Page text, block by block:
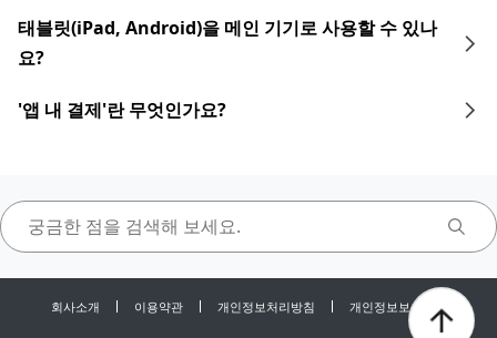
태블릿(iPad, Android)을 메인 기기로 사용할 수 있나
요?
'앱 내 결제'란 무엇인가요?
회사소개 이용약관 개인정보처리방침 개인정보보호센터